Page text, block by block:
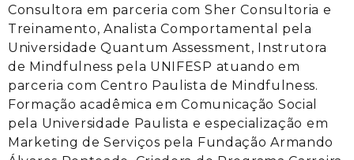
Consultora em parceria com Sher Consultoria e
Treinamento, Analista Comportamental pela
Universidade Quantum Assessment, Instrutora
de Mindfulness pela UNIFESP atuando em
parceria com Centro Paulista de Mindfulness.
Formação acadêmica em Comunicação Social
pela Universidade Paulista e especialização em
Marketing de Serviços pela Fundação Armando